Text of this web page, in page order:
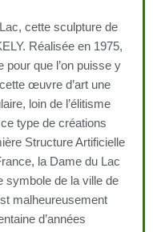
cette sculpture de
Réalisée en 1975,
pour que l’on puisse y
œuvre d’art une
loin de l’élitisme
type de créations
Structure Artificielle
la Dame du Lac
symbole de la ville de
malheureusement
d’années